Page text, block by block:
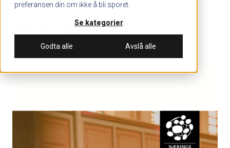
preferansen din om ikke å bli sporet.
Se kategorier
Godta alle Avslå alle
Årsrapport